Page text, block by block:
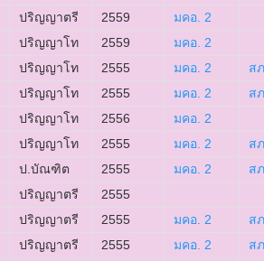
ปริญญาตรี 2559 มคอ. 2
ปริญญาโท 2559 มคอ. 2
ปริญญาโท 2555 มคอ. 2 ส
ปริญญาโท 2555 มคอ. 2 ส
ปริญญาโท 2556 มคอ. 2
ปริญญาโท 2555 มคอ. 2 ส
ป.บัณฑิต 2555 มคอ. 2 ส
ปริญญาตรี 2555
ปริญญาตรี 2555 มคอ. 2 ส
ปริญญาตรี 2555 มคอ. 2 ส